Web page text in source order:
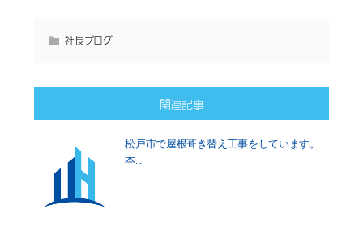
社長ブログ
関連記事
松戸市で屋根葺き替え工事をしています。
本...